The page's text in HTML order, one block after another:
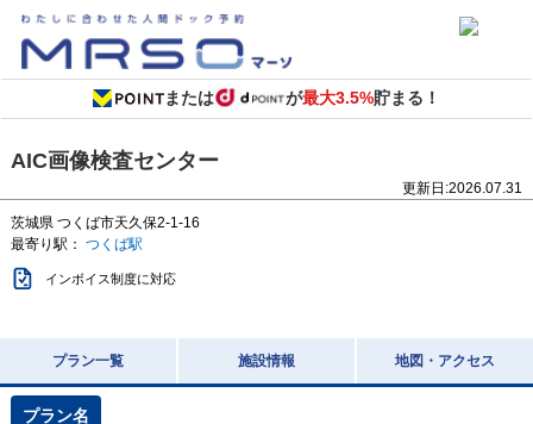
または が最大3.5%貯まる！
AIC画像検査センター
更新日:2026.07.31
茨城県 つくば市天久保2-1-16
最寄り駅： つくば駅
インボイス制度に対応
プラン一覧 施設情報 地図・アクセス